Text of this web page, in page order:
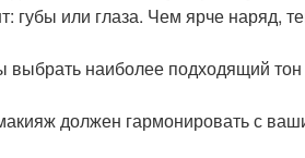
губы или глаза. Чем ярче наряд,
наиболее подходящий тон
должен гармонировать с